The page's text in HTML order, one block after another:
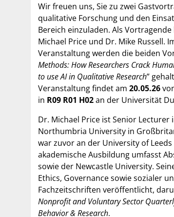
Wir freuen uns, Sie zu zwei
qualitative Forschung und den
Bereich einzuladen. Als
Michael Price und Dr. Mike Russell.
Veranstaltung werden die beiden
Methods: How Researchers Crack
to use AI in Qualitative Research”
Veranstaltung findet am 20.05.26
in R09 R01 H02an der Universität
Dr. Michael Price ist Senior
Northumbria University in
war zuvor an der University of
akademische Ausbildung umfasst
sowie der Newcastle University.
Ethics, Governance sowie sozialer
Fachzeitschriften veröffentlicht,
Nonprofit and Voluntary Sector
Behavior & Research.